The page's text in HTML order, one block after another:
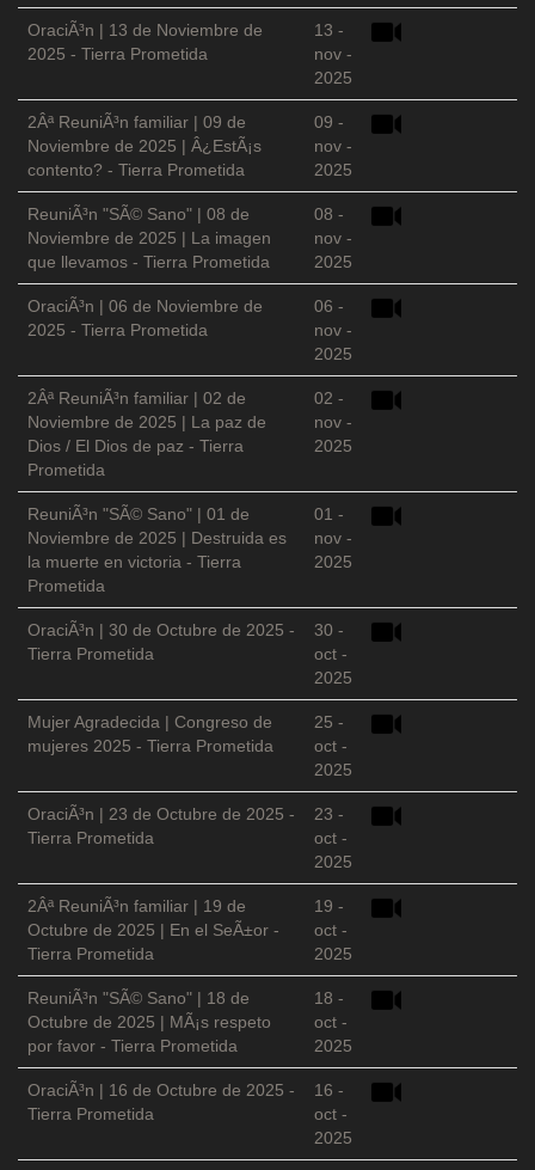
OraciÃ³n | 13 de Noviembre de
2025 - Tierra Prometida
13 -
nov -
2025
2Âª ReuniÃ³n familiar | 09 de
Noviembre de 2025 | Â¿EstÃ¡s
contento? - Tierra Prometida
09 -
nov -
2025
ReuniÃ³n "SÃ© Sano" | 08 de
Noviembre de 2025 | La imagen
que llevamos - Tierra Prometida
08 -
nov -
2025
OraciÃ³n | 06 de Noviembre de
2025 - Tierra Prometida
06 -
nov -
2025
2Âª ReuniÃ³n familiar | 02 de
Noviembre de 2025 | La paz de
Dios / El Dios de paz - Tierra
Prometida
02 -
nov -
2025
ReuniÃ³n "SÃ© Sano" | 01 de
Noviembre de 2025 | Destruida es
la muerte en victoria - Tierra
Prometida
01 -
nov -
2025
OraciÃ³n | 30 de Octubre de 2025 -
Tierra Prometida
30 -
oct -
2025
Mujer Agradecida | Congreso de
mujeres 2025 - Tierra Prometida
25 -
oct -
2025
OraciÃ³n | 23 de Octubre de 2025 -
Tierra Prometida
23 -
oct -
2025
2Âª ReuniÃ³n familiar | 19 de
Octubre de 2025 | En el SeÃ±or -
Tierra Prometida
19 -
oct -
2025
ReuniÃ³n "SÃ© Sano" | 18 de
Octubre de 2025 | MÃ¡s respeto
por favor - Tierra Prometida
18 -
oct -
2025
OraciÃ³n | 16 de Octubre de 2025 -
Tierra Prometida
16 -
oct -
2025